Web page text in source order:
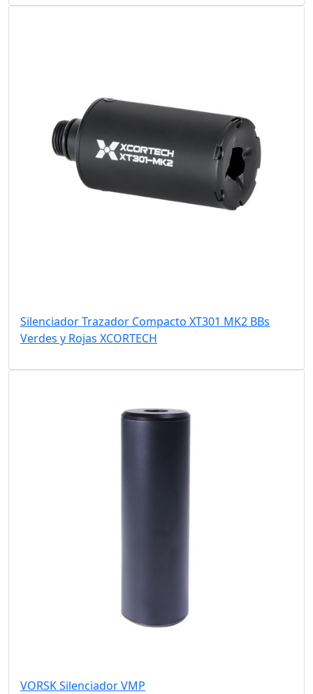
Silenciador Trazador Compacto XT301 MK2 BBs
Verdes y Rojas XCORTECH
VORSK Silenciador VMP